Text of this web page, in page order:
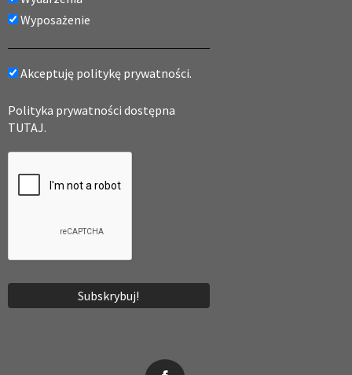
Wyposażenie
Akceptuję politykę prywatności.
Polityka prywatności dostępna
TUTAJ.